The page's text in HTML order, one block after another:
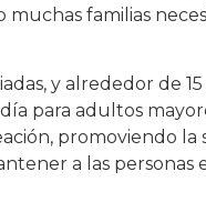
familias
y alrededor de
para adultos
promoviendo la
a las